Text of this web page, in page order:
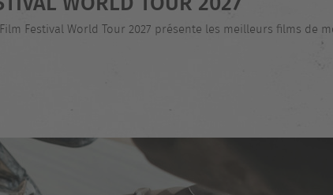
Festival World Tour 2027 présente les meilleurs films de